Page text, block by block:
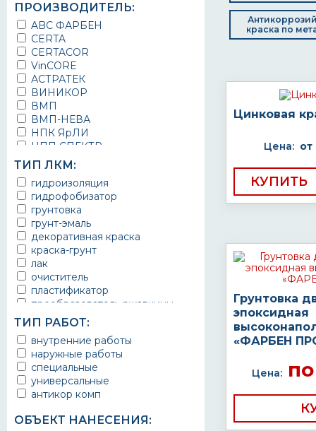
ПРОИЗВОДИТЕЛЬ:
ABC ФАРБЕН
CERTA
CERTACOR
VinCORE
АСТРАТЕК
ВИНИКОР
ВМП
ВМП-НЕВА
НПК ЯрЛИ
НПП СПЕКТР
НПФ ЭМАЛЬ
ТЕРМА
УРЕПЛЕН
ТИП ЛКМ:
гидроизоляция
гидрофобизатор
грунтовка
грунт-эмаль
декоративная краска
краска-грунт
лак
очиститель
пластификатор
преобразователь ржавчины
эмаль
Краска
Покрытие
грунт эмаль
защитное покрытие
ТИП РАБОТ:
внутренние работы
наружные работы
специальные
универсальные
антикор комп
ОБЪЕКТ НАНЕСЕНИЯ:
краска по
Цинковая
Цена: от
КУПИТЬ
Грунтовка
эпоксидная
«ФАРБЕН
Цена:по